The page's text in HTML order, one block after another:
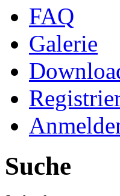
FAQ
Galerie
Suche